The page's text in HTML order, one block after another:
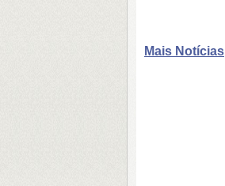
Mais Notícias